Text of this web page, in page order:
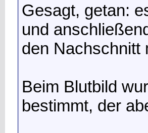
Gesagt, getan:
und
den Nachschnitt
Beim Blutbild
bestimmt, der